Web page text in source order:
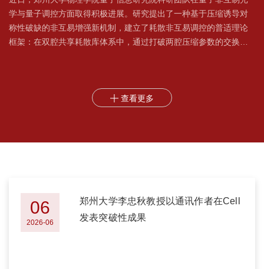
学与量子调控方面取得积极进展。研究提出了一种基于压缩诱导对
称性破缺的非互易增强新机制，建立了耗散非互易调控的普适理论
框架：在双腔共享耗散库体系中，通过打破两腔压缩参数的交换对
 查看更多
06
2026-06
郑州大学李忠秋教授以通讯作者在Cell
发表突破性成果